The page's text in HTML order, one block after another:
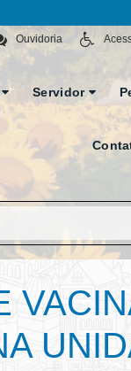
Ouvidoria
Servidor